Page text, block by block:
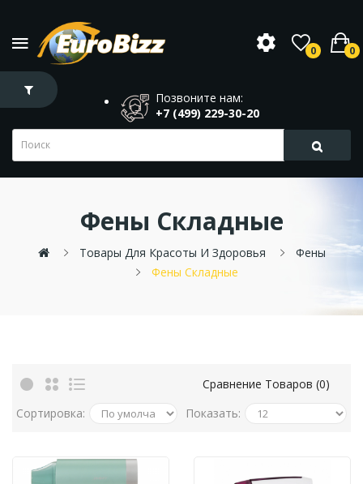
0 0
Позвоните нам:
+7 (499) 229-30-20
Фены Складные
Товары Для Красоты И Здоровья
Фены
Фены Складные
Сравнение Товаров (0)
Сортировка:
Показать: